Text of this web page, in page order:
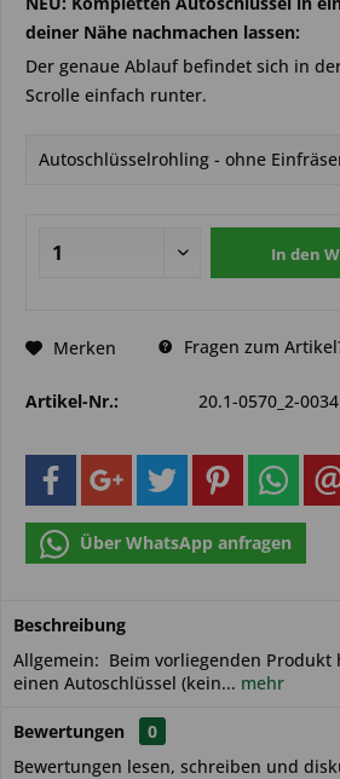
deiner Nähe nachmachen lassen:
Der genaue Ablauf befindet sich in
Scrolle einfach runter.
In den
Merken Fragen zum
Artikel-Nr.: 20.1-0570_2-0034
Über WhatsApp anfragen
Beschreibung
Allgemein: Beim vorliegenden Produkt
einen Autoschlüssel (kein... mehr
Bewertungen
0
Bewertungen lesen, schreiben und